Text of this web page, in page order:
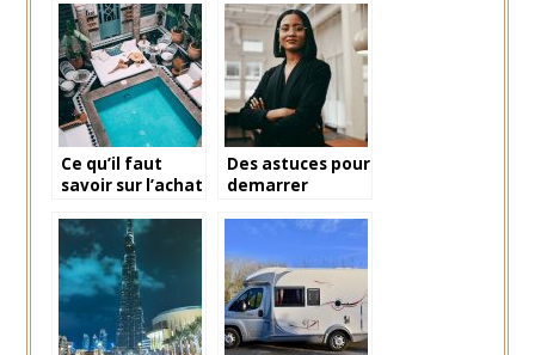
ménage ?
estimation
immobiliere
Ce qu’il faut
savoir sur l’achat
Maroc
Des astuces pour
demarrer
dans le domaine
de
l’entrepreneuriat